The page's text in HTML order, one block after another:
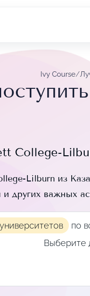
Ivy Course/
College-
Lilburn из
других важных
по
Выберите